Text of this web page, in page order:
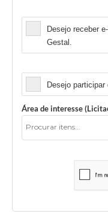
Desejo receber
Gestal.
Desejo
Área de interesse